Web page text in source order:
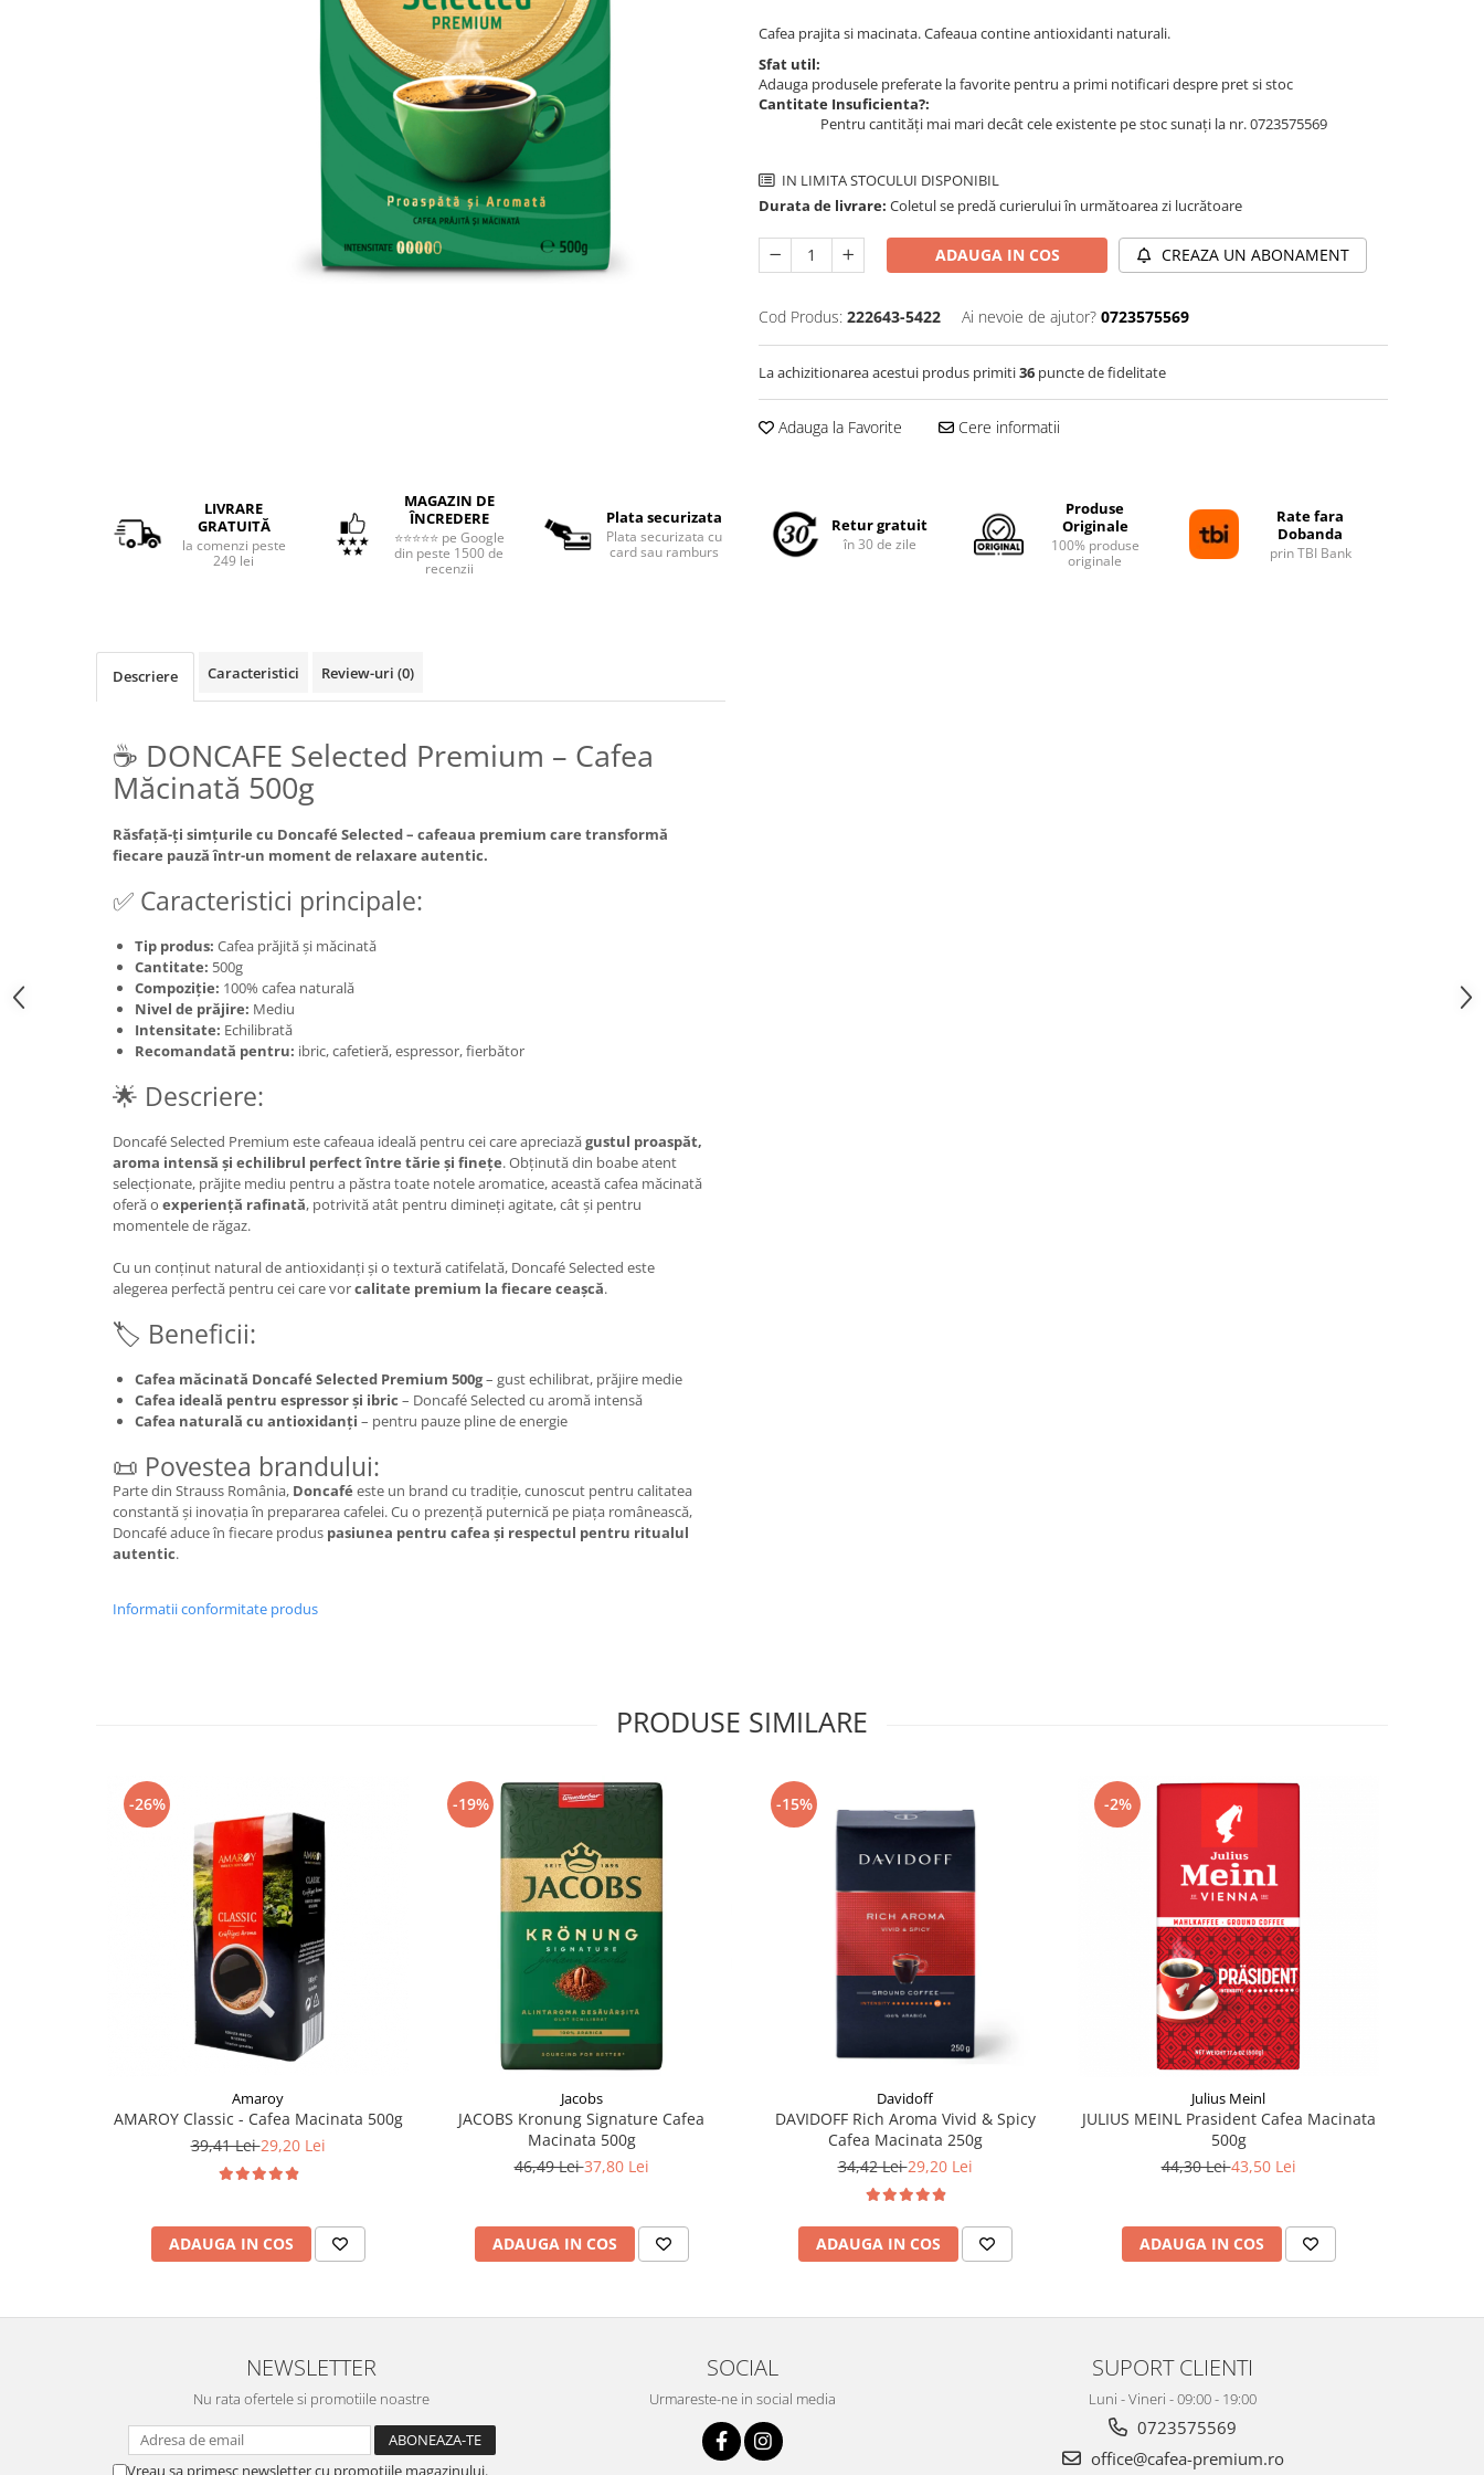
Cafea prajita si macinata. Cafeaua contine antioxidanti naturali.
Sfat util:
Adauga produsele preferate la favorite pentru a primi notificari despre pret si stoc
Cantitate Insuficienta?:
Pentru cantități mai mari decât cele existente pe stoc sunați la nr. 0723575569
IN LIMITA STOCULUI DISPONIBIL
Durata de livrare: Coletul se predă curierului în următoarea zi lucrătoare
ADAUGA IN COS CREAZA UN ABONAMENT
Cod Produs: 222643-5422 Ai nevoie de ajutor? 0723575569
La achizitionarea acestui produs primiti36 puncte de fidelitate
Adauga la Favorite Cere informatii
LIVRARE
GRATUITĂ
la comenzi peste
249 lei
MAGAZIN DE
ÎNCREDERE
⭐⭐⭐⭐⭐ pe Google
din peste 1500 de
recenzii
Plata securizata
Plata securizata cu
card sau ramburs
Retur gratuit
în 30 de zile
Produse
Originale
100% produse
originale
Rate fara
Dobanda
prin TBI Bank
Descriere Caracteristici Review-uri (0)
☕ DONCAFE Selected Premium – Cafea
Măcinată 500g
Răsfață-ți simțurile cu Doncafé Selected – cafeaua premium care transformă
fiecare pauză într-un moment de relaxare autentic.
✅ Caracteristici principale:
Tip produs: Cafea prăjită și măcinată
Cantitate: 500g
Compoziție: 100% cafea naturală
Nivel de prăjire: Mediu
Intensitate: Echilibrată
Recomandată pentru: ibric, cafetieră, espressor, fierbător
🌟 Descriere:
Doncafé Selected Premium este cafeaua ideală pentru cei care apreciazăgustul proaspăt,
aroma intensă și echilibrul perfect între tărie și finețe. Obținută din boabe atent
selecționate, prăjite mediu pentru a păstra toate notele aromatice, această cafea măcinată
oferă o experiență rafinată, potrivită atât pentru dimineți agitate, cât și pentru
momentele de răgaz.
Cu un conținut natural de antioxidanți și o textură catifelată, Doncafé Selected este
alegerea perfectă pentru cei care vorcalitate premium la fiecare ceașcă.
🏷️ Beneficii:
Cafea măcinată Doncafé Selected Premium 500g– gust echilibrat, prăjire medie
Cafea ideală pentru espressor și ibric – Doncafé Selected cu aromă intensă
Cafea naturală cu antioxidanți – pentru pauze pline de energie
📜 Povestea brandului:
Parte din Strauss România, Doncafé este un brand cu tradiție, cunoscut pentru calitatea
constantă și inovația în prepararea cafelei. Cu o prezență puternică pe piața românească,
Doncafé aduce în fiecare produs pasiunea pentru cafea și respectul pentru ritualul
autentic.
Informatii conformitate produs
PRODUSE SIMILARE
-26%
Amaroy
AMAROY Classic - Cafea Macinata 500g
39,41 Lei29,20 Lei
ADAUGA IN COS
-19%
Jacobs
JACOBS Kronung Signature Cafea
Macinata 500g
46,49 Lei37,80 Lei
ADAUGA IN COS
-15%
Davidoff
DAVIDOFF Rich Aroma Vivid & Spicy
Cafea Macinata 250g
34,42 Lei29,20 Lei
ADAUGA IN COS
-2%
Julius Meinl
JULIUS MEINL Prasident Cafea Macinata
500g
44,30 Lei43,50 Lei
ADAUGA IN COS
NEWSLETTER
Nu rata ofertele si promotiile noastre
Vreau sa primesc newsletter cu promotiile magazinului.
SOCIAL
Urmareste-ne in social media
SUPORT CLIENTI
Luni - Vineri - 09:00 - 19:00
0723575569
office@cafea-premium.ro